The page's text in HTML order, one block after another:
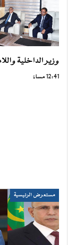
وزير الداخلية
12:41 مساءً
مستعرض الرئيسية